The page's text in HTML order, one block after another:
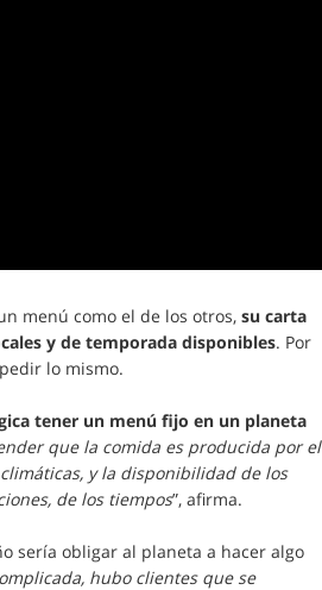
menú como el de los otros, su carta
y de temporada disponibles. Por
lo mismo.
tener un menú fijo en un planeta
que la comida es producida por el
y la disponibilidad de los
de los tiempos”, afirma.
sería obligar al planeta a hacer algo
hubo clientes que se